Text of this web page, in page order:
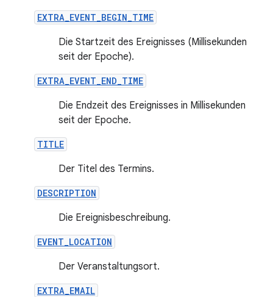
EXTRA_EVENT_BEGIN_TIME
Die Startzeit des Ereignisses (Millisekunden
seit der Epoche).
EXTRA_EVENT_END_TIME
Die Endzeit des Ereignisses in Millisekunden
seit der Epoche.
TITLE
Der Titel des Termins.
DESCRIPTION
Die Ereignisbeschreibung.
EVENT_LOCATION
Der Veranstaltungsort.
EXTRA_EMAIL